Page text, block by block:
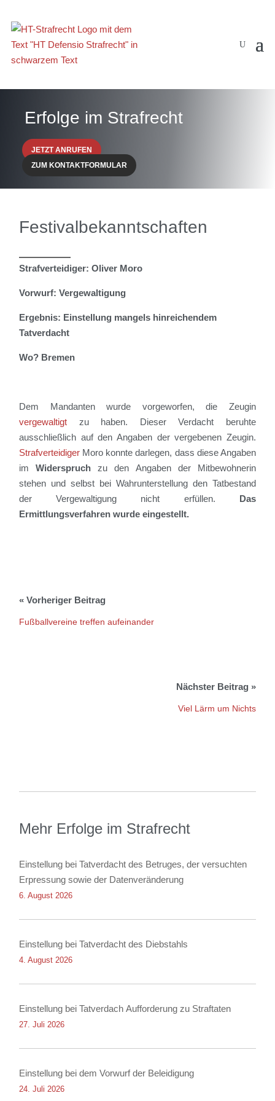
Erfolge im Strafrecht
JETZT ANRUFEN
ZUM KONTAKTFORMULAR
Festivalbekanntschaften
Strafverteidiger: Oliver Moro
Vorwurf: Vergewaltigung
Ergebnis: Einstellung mangels hinreichendem
Tatverdacht
Wo? Bremen
Dem Mandanten wurde vorgeworfen, die Zeugin
vergewaltigt zu haben. Dieser Verdacht beruhte
ausschließlich auf den Angaben der vergebenen Zeugin.
Strafverteidiger Moro konnte darlegen, dass diese Angaben
imWiderspruch zu den Angaben der Mitbewohnerin
stehen und selbst bei Wahrunterstellung den Tatbestand
der Vergewaltigung nicht erfüllen.
Das
Ermittlungsverfahren wurde eingestellt.
Fußballvereine treffen aufeinander
Viel Lärm um Nichts
Mehr Erfolge im Strafrecht
Einstellung bei Tatverdacht des Betruges, der versuchten
Erpressung sowie der Datenveränderung
6. August 2026
Einstellung bei Tatverdacht des Diebstahls
4. August 2026
Einstellung bei Tatverdach Aufforderung zu Straftaten
27. Juli 2026
Einstellung bei dem Vorwurf der Beleidigung
24. Juli 2026